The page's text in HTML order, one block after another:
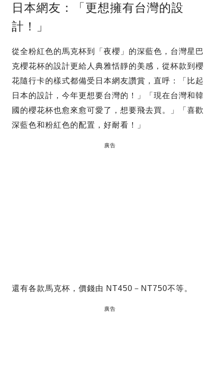
日本網友：「更想擁有台灣的設
計！」
從全粉紅色的馬克杯到「夜櫻」的深藍色，台灣星巴
克櫻花杯的設計更給人典雅恬靜的美感，從杯款到櫻
花隨行卡的樣式都備受日本網友讚賞，直呼：「比起
日本的設計，今年更想要台灣的！」「現在台灣和韓
國的櫻花杯也愈來愈可愛了，想要飛去買。」「喜歡
深藍色和粉紅色的配置，好耐看！」
廣告
還有各款馬克杯，價錢由 NT450－NT750不等。
廣告